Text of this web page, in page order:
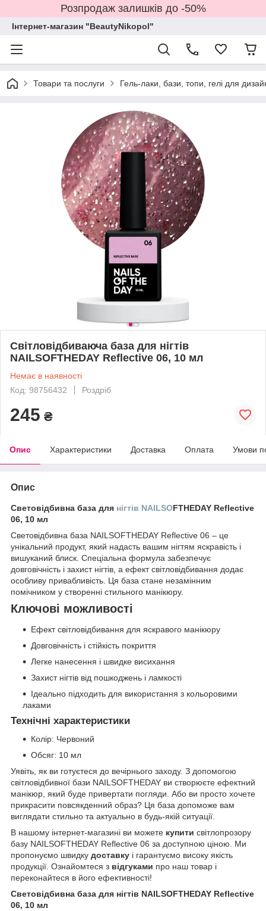
Розпродаж залишків до -50%
Інтернет-магазин "BeautyNikopol"
Товари та послуги Гель-лаки, бази, топи, гелі для
Світловідбиваюча база для нігтів
NAILSOFTHEDAY Reflective 06, 10 мл
Немає в наявності
Код: 98756432
Роздріб
245 ₴
Опис Характеристики Доставка Оплата Умови
Опис
Световідбивна база для нігтів NAILSOFTHEDAY Reflective
06, 10 мл
Световідбивна база NAILSOFTHEDAY Reflective 06 – це
унікальний продукт, який надасть вашим нігтям яскравість і
вишуканий блиск. Спеціальна формула забезпечує
довговічність і захист нігтів, а ефект світловідбивання додає
особливу привабливість. Ця база стане незамінним
помічником у створенні стильного манікюру.
Ключові можливості
Ефект світловідбивання для яскравого манікюру
Довговічність і стійкість покриття
Легке нанесення і швидке висихання
Захист нігтів від пошкоджень і ламкості
Ідеально підходить для використання з кольоровими
лаками
Технічні характеристики
Колір: Червоний
Обсяг: 10 мл
Уявіть, як ви готуєтеся до вечірнього заходу. З допомогою
світловідбивної бази NAILSOFTHEDAY ви створюєте ефектний
манікюр, який буде привертати погляди. Або ви просто хочете
прикрасити повсякденний образ? Ця база допоможе вам
виглядати стильно та актуально в будь-якій ситуації.
В нашому інтернет-магазині ви можете купити світлопрозору
базу NAILSOFTHEDAY Reflective 06 за доступною ціною. Ми
пропонуємо швидку доставку і гарантуємо високу якість
продукції. Ознайомтеся з відгуками про наш товар і
переконайтеся в його ефективності!
Световідбивна база для нігтів NAILSOFTHEDAY Reflective
06, 10 мл